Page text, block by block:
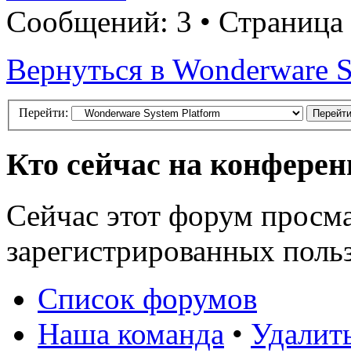
Сообщений: 3 • Страница
Вернуться в Wonderware
Перейти:
Кто сейчас на
Сейчас этот форум
зарегистрированных
Список форумов
Наша команда •